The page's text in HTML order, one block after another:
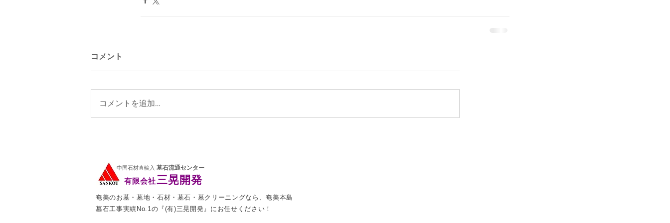
コメント
コメントを追加…
有限会社三晃開発
中国石材直輸入 墓石流通センター
奄美のお墓・墓地・石材・墓石・墓クリーニングなら、奄美本島
墓石工事実績No.1の『(有)三晃開発』にお任せください！